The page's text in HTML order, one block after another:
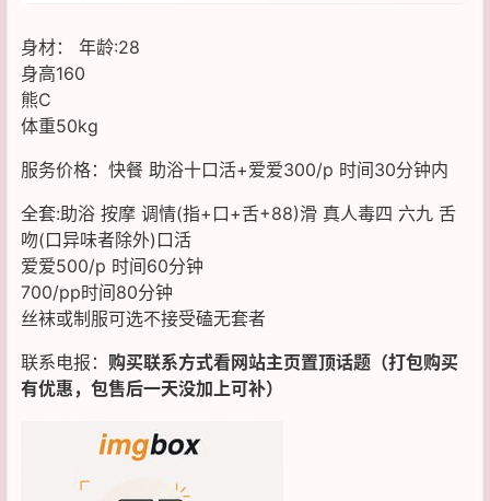
身材： 年龄:28
身高160
熊C
体重50kg
服务价格：快餐 助浴十口活+爱爱300/p 时间30分钟内
全套:助浴 按摩 调情(指+口+舌+88)滑 真人毒四 六九 舌
吻(口异味者除外)口活
爱爱500/p 时间60分钟
700/pp时间80分钟
丝袜或制服可选不接受磕无套者
联系电报： 购买联系方式看网站主页置顶话题（打包购买
有优惠，包售后一天没加上可补）